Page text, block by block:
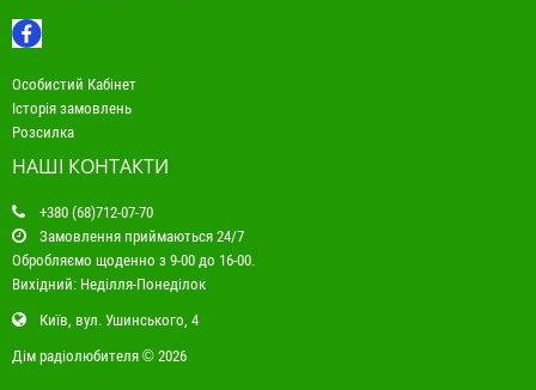
Особистий Кабінет
Історія замовлень
Розсилка
НАШІ КОНТАКТИ
+380 (68)712-07-70
Замовлення приймаються 24/7
Обробляємо щоденно з 9-00 до 16-00.
Вихідний: Неділля-Понеділок
Київ, вул. Ушинського, 4
Дім радіолюбителя © 2026